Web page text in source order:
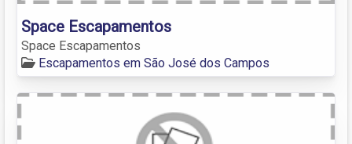
Space Escapamentos
Space Escapamentos
Escapamentos em São José dos Campos